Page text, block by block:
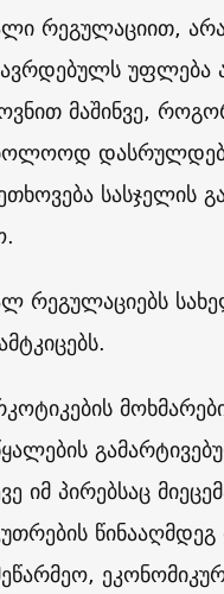
რეგულაციით,
უფლება
მაშინვე,
სასჯელის
რეგულაციებს
იმ პირებსაც